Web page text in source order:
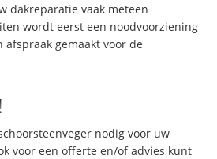
dakreparatie vaak meteen
wordt eerst een noodvoorziening
gemaakt voor de
nodig voor uw
voor een offerte en/of advies kunt